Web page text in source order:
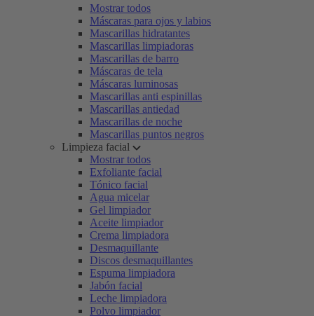
Mostrar todos
Máscaras para ojos y labios
Mascarillas hidratantes
Mascarillas limpiadoras
Mascarillas de barro
Máscaras de tela
Máscaras luminosas
Mascarillas anti espinillas
Mascarillas antiedad
Mascarillas de noche
Mascarillas puntos negros
Limpieza facial
Mostrar todos
Exfoliante facial
Tónico facial
Agua micelar
Gel limpiador
Aceite limpiador
Crema limpiadora
Desmaquillante
Discos desmaquillantes
Espuma limpiadora
Jabón facial
Leche limpiadora
Polvo limpiador